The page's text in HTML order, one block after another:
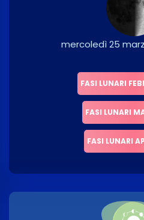
mercoledì 25
FASI LUNARI
FASI LUNARI
FASI LUNARI